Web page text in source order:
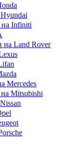
Hyundai
Infiniti
на Land Rover
Mercedes
Mitsubishi
Nissan